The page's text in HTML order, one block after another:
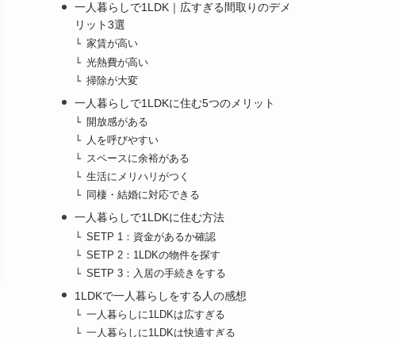
一人暮らしで1LDK｜広すぎる間取りのデメ
リット3選
家賃が高い
光熱費が高い
掃除が大変
一人暮らしで1LDKに住む5つのメリット
開放感がある
人を呼びやすい
スペースに余裕がある
生活にメリハリがつく
同棲・結婚に対応できる
一人暮らしで1LDKに住む方法
SETP 1：資金があるか確認
SETP 2：1LDKの物件を探す
SETP 3：入居の手続きをする
1LDKで一人暮らしをする人の感想
一人暮らしに1LDKは広すぎる
一人暮らしに1LDKは快適すぎる